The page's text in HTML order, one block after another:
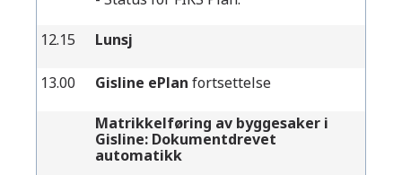
12.15 Lunsj
13.00 Gisline ePlan fortsettelse
Matrikkelføring av byggesaker i
Gisline: Dokumentdrevet
automatikk